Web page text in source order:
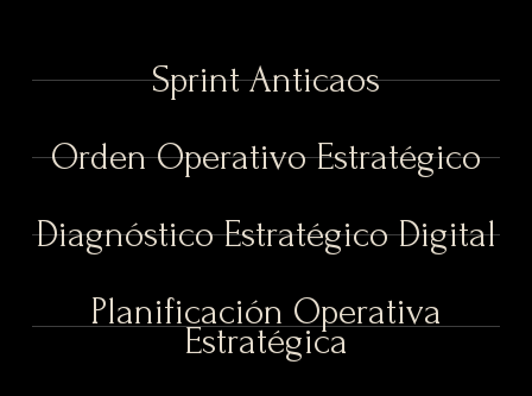
Sprint Anticaos
Orden Operativo Estratégico
Diagnóstico Estratégico Digital
Planificación Operativa
Estratégica